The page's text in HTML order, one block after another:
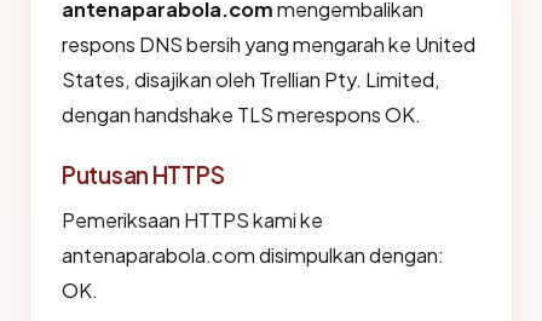
antenaparabola.commengembalikan
respons DNS bersih yang mengarah ke United
States, disajikan oleh Trellian Pty. Limited,
dengan handshake TLS merespons OK.
Putusan HTTPS
Pemeriksaan HTTPS kami ke
antenaparabola.com disimpulkan dengan:
OK.